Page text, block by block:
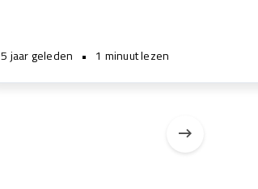
5 jaar geleden • 1 minuut lezen